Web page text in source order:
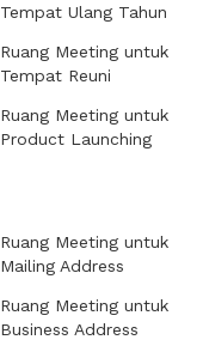
Tempat Ulang Tahun
Ruang Meeting untuk
Tempat Reuni
Ruang Meeting untuk
Product Launching
Ruang Meeting untuk
Mailing Address
Ruang Meeting untuk
Business Address